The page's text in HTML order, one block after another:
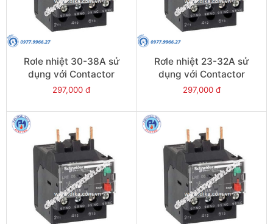
Rơle nhiệt 30-38A sử
dụng với Contactor
LC1E38 - Model LRE35
297,000 đ
Rơle nhiệt 23-32A sử
dụng với Contactor
LC1E25-E38 - Model
297,000 đ